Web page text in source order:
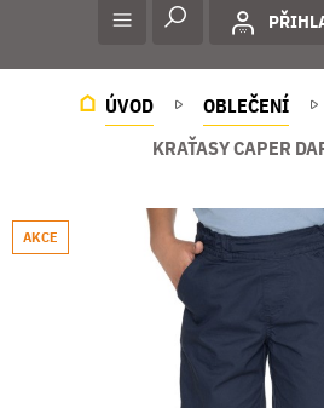
ÚVOD OBLEČENÍ
KRAŤASY CAPER
AKCE